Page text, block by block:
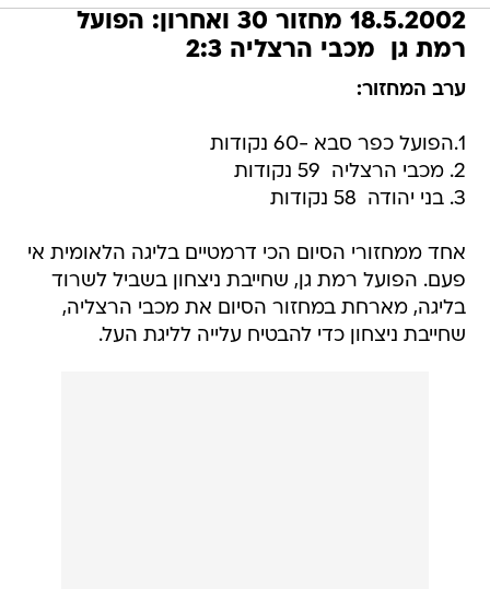
18.5.2002 מחזור 30 ואחרון: הפועל
רמת גן  מכבי הרצליה 2:3
ערב המחזור:
1.הפועל כפר סבא -60 נקודות
2. מכבי הרצליה  59 נקודות
3. בני יהודה  58 נקודות
אחד ממחזורי הסיום הכי דרמטיים בליגה הלאומית אי
פעם. הפועל רמת גן, שחייבת ניצחון בשביל לשרוד
בליגה, מארחת במחזור הסיום את מכבי הרצליה,
שחייבת ניצחון כדי להבטיח עלייה לליגת העל.